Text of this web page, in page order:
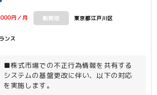
円／月 勤務地 東京都江戸川区
ンス
■株式市場での不正行為情報を共有する
システムの基盤更改に伴い、以下の対応
を実施します。